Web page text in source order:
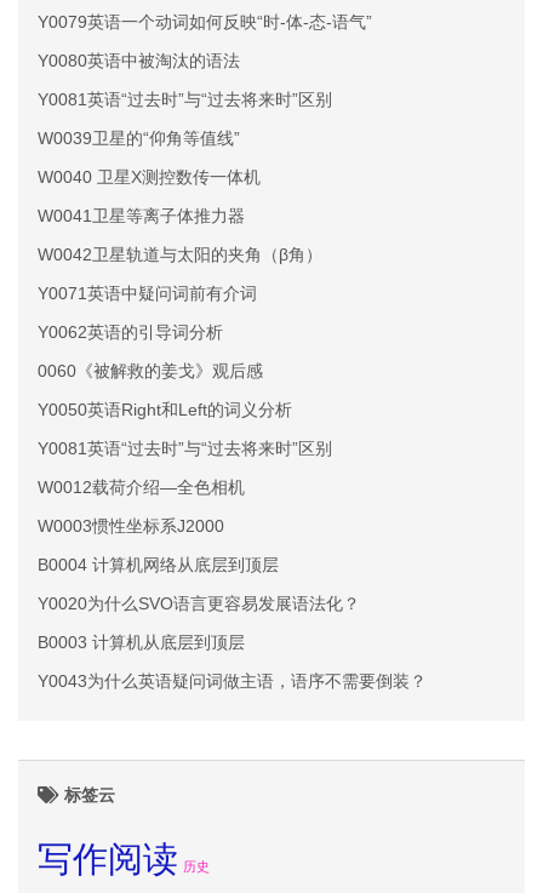
Y0079英语一个动词如何反映“时-体-态-语气”
Y0080英语中被淘汰的语法
Y0081英语“过去时”与“过去将来时”区别
W0039卫星的“仰角等值线”
W0040 卫星X测控数传一体机
W0041卫星等离子体推力器
W0042卫星轨道与太阳的夹角（β角）
Y0071英语中疑问词前有介词
Y0062英语的引导词分析
0060《被解救的姜戈》观后感
Y0050英语Right和Left的词义分析
Y0081英语“过去时”与“过去将来时”区别
W0012载荷介绍—全色相机
W0003惯性坐标系J2000
B0004 计算机网络从底层到顶层
Y0020为什么SVO语言更容易发展语法化？
B0003 计算机从底层到顶层
Y0043为什么英语疑问词做主语，语序不需要倒装？
标签云
写作阅读 历史